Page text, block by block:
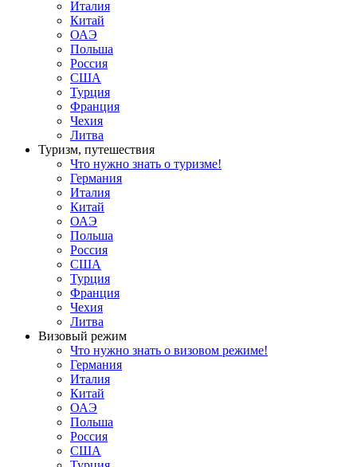
Италия
Китай
ОАЭ
Польша
Россия
США
Турция
Франция
Чехия
Литва
Туризм, путешествия
Что нужно знать о туризме!
Германия
Италия
Китай
ОАЭ
Польша
Россия
США
Турция
Франция
Чехия
Литва
Визовый режим
Что нужно знать о визовом режиме!
Германия
Италия
Китай
ОАЭ
Польша
Россия
США